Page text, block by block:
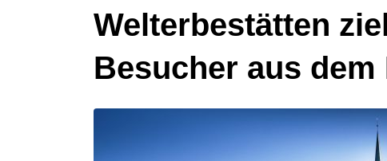
Welterbestätten
Besucher aus